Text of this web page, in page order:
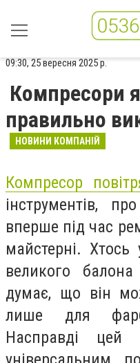
09:30, 25 вересня 2025 р.
Компресори
правильно
НОВИНИ КОМПАНІЙ
Компресор
інструментів,
вперше під час
майстерні. Хтось
великого
думає, що він
лише для
Насправді